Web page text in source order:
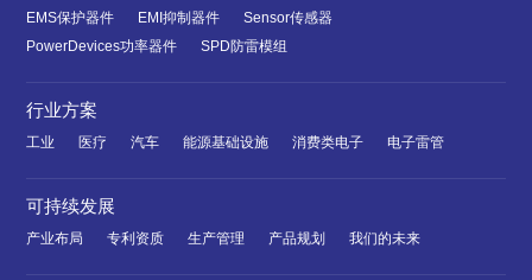
EMS保护器件 EMI抑制器件
Sensor传感器
PowerDevices功率器件
SPD防雷模组
行业方案
工业 医疗 汽车 能源基础设施 消费类电子 电子雷管
可持续发展
产业布局 专利资质 生产管理 产品规划 我们的未来